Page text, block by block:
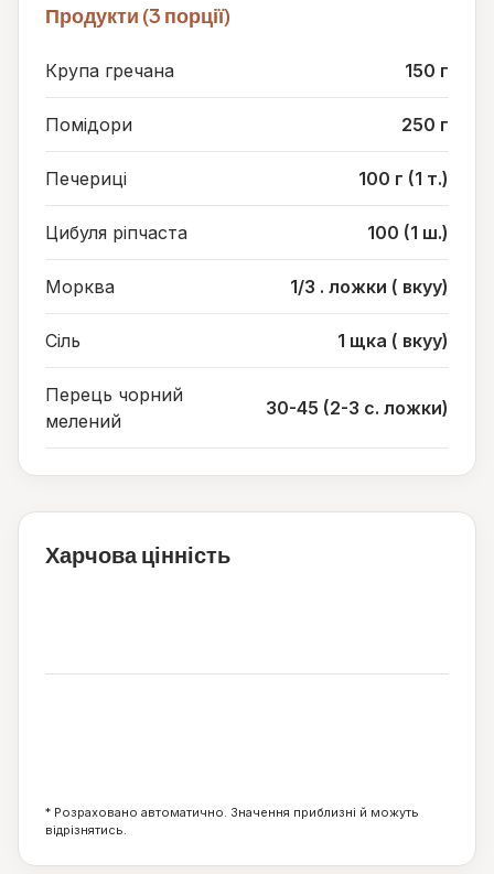
Продукти (3 порції)
Крупа гречана 150 г
Помідори 250 г
Печериці 100 г (1 т.)
Цибуля ріпчаста 100 (1 ш.)
Морква 1/3 . ложки ( вкуу)
Сіль 1 щка ( вкуу)
Перець чорний
мелений
30-45 (2-3 с. ложки)
Харчова цінність
* Розраховано автоматично. Значення приблизні й можуть
відрізнятись.